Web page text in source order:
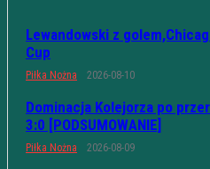
Lewandowski z
Cup
Piłka Nożna 2026-08-10
Dominacja Kolejorza po
3:0 [PODSUMOWANIE]
Piłka Nożna 2026-08-09